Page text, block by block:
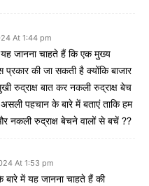
At 1:44 pm
जानना चाहते हैं कि एक मुख्य
प्रकार की जा सकती है क्योंकि बाजार
रुद्राक्ष बात कर नकली रुद्राक्ष बेच
पहचान के बारे में बताएं ताकि हम
नकली रुद्राक्ष बेचने वालों से बचें ??
At 1:53 pm
बारे में यह जानना चाहते हैं की